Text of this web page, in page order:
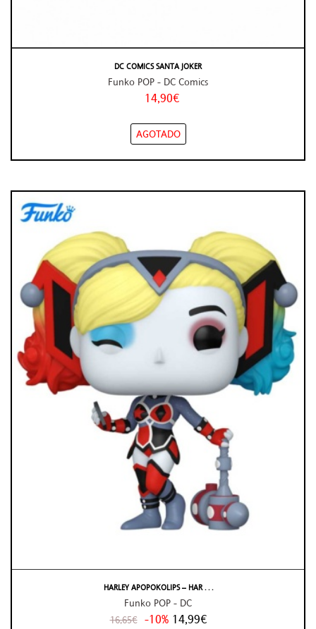
DC COMICS SANTA JOKER
Funko POP - DC Comics
14,90€
AGOTADO
HARLEY APOPOKOLIPS – HAR . . .
Funko POP - DC
16,65€ -10% 14,99€